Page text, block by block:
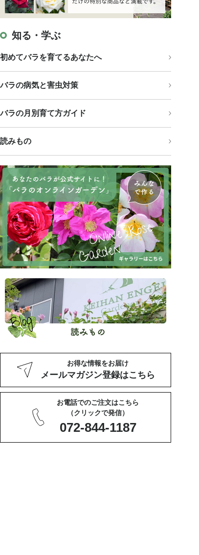
知る・学ぶ
初めてバラを育てるあなたへ
バラの病気と害虫対策
バラの月別育て方ガイド
読みもの
お得な情報をお届け
メールマガジン登録はこちら
お電話でのご注文はこちら
（クリックで発信）
072-844-1187